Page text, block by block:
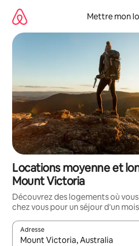
directement
contenu
Mettre mon
Locations moyenne et
Mount Victoria
Découvrez des logements où
chez vous pour un séjour d'un
Adresse
Lorsque les résultats s'affichent,